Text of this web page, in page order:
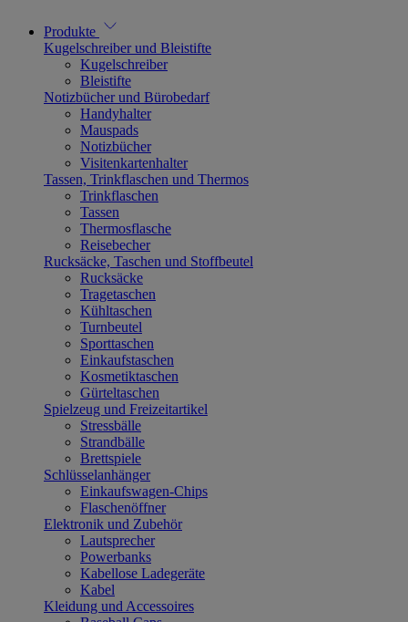
Produkte
Kugelschreiber und Bleistifte
Kugelschreiber
Bleistifte
Notizbücher und Bürobedarf
Handyhalter
Mauspads
Notizbücher
Visitenkartenhalter
Tassen, Trinkflaschen und Thermos
Trinkflaschen
Tassen
Thermosflasche
Reisebecher
Rucksäcke, Taschen und Stoffbeutel
Rucksäcke
Tragetaschen
Kühltaschen
Turnbeutel
Sporttaschen
Einkaufstaschen
Kosmetiktaschen
Gürteltaschen
Spielzeug und Freizeitartikel
Stressbälle
Strandbälle
Brettspiele
Schlüsselanhänger
Einkaufswagen-Chips
Flaschenöffner
Elektronik und Zubehör
Lautsprecher
Powerbanks
Kabellose Ladegeräte
Kabel
Kleidung und Accessoires